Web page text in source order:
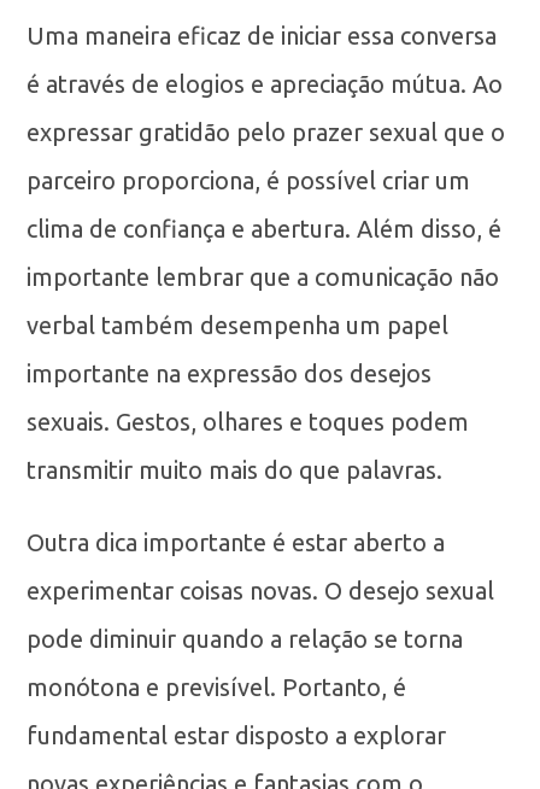
Uma maneira eficaz de iniciar essa conversa
é através de elogios e apreciação mútua. Ao
expressar gratidão pelo prazer sexual que o
parceiro proporciona, é possível criar um
clima de confiança e abertura. Além disso, é
importante lembrar que a comunicação não
verbal também desempenha um papel
importante na expressão dos desejos
sexuais. Gestos, olhares e toques podem
transmitir muito mais do que palavras.
Outra dica importante é estar aberto a
experimentar coisas novas. O desejo sexual
pode diminuir quando a relação se torna
monótona e previsível. Portanto, é
fundamental estar disposto a explorar
novas experiências e fantasias com o